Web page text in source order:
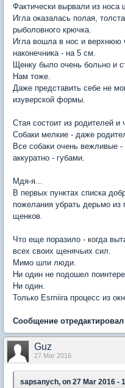
Фактически вырвали из
Игла оказалась полая,
рыболовного крючка.
Игла вошла в нос и верхнюю
наконечника - на 5 см.
Щенку было очень больно и
Нам тоже.
Даже представить себе не
изуверской формы.
Стая состоит из родителей
Собаки мелкие - даже
Все собаки очень вежливые
аккуратно - губами.
Мдя-я...
В первых пунктах списка
пожелания убрать дерьмо из
щенков.
Что еще поразило - когда
всех своих щенячьих сил.
Мимо шли люди.
Ни один не подошел
Ни один.
Только Esmiira процесс из
Сообщение
Guz
27 Mar 2016
sapsanych, on 27 Mar 2016 -